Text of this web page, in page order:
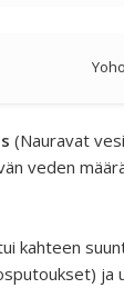
(Nauravat
veden
kahteen
ja